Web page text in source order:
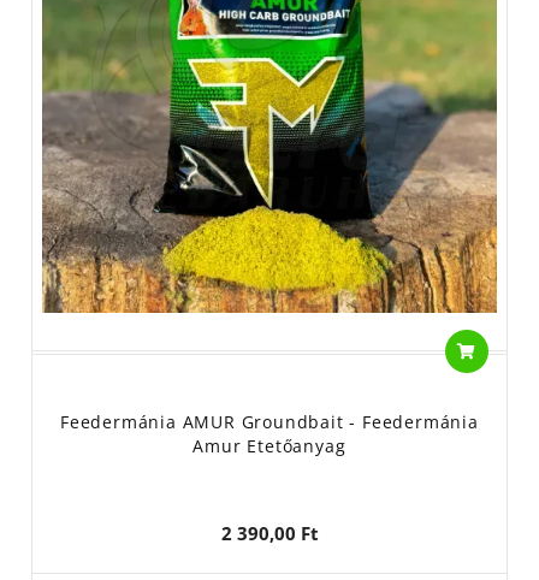
Feedermánia AMUR Groundbait - Feedermánia
Amur Etetőanyag
2 390,00 Ft